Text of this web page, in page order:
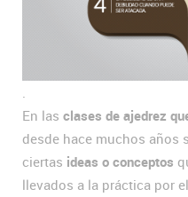
En las clases de ajedrez
desde hace muchos años
ciertas ideas o conceptos
llevados a la práctica por